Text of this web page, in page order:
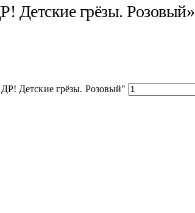
Детские грёзы. Розовый»
Детские грёзы. Розовый"